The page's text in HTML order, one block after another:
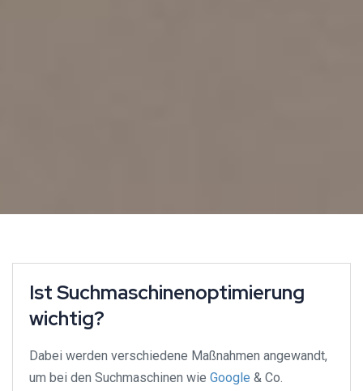
Ist Suchmaschinenoptimierung
wichtig?
Dabei werden verschiedene Maßnahmen angewandt,
um bei den Suchmaschinen wie Google & Co.